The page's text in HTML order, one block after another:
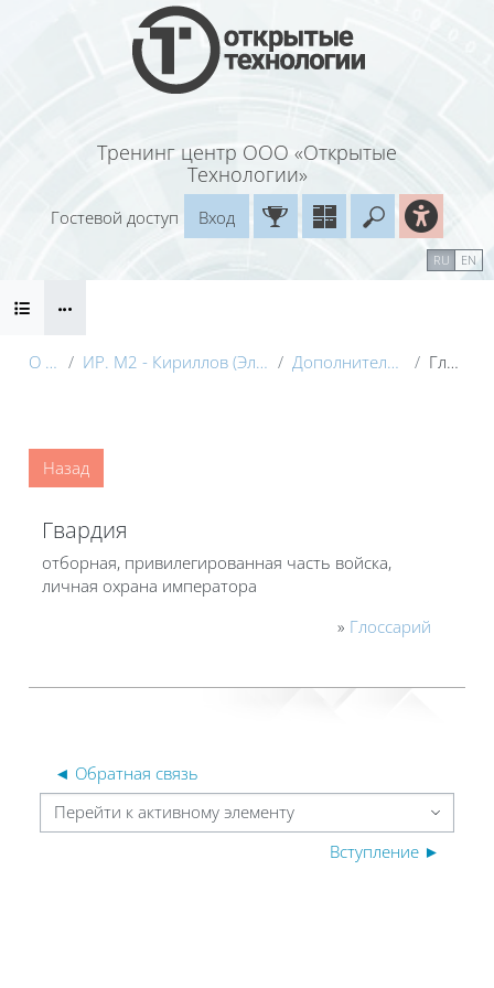
Перейти к основному содержанию
Тренинг центр ООО «Открытые
Технологии»
Введите
Гостевой доступ
Вход
RU EN
Блоки
О курсе ИР. М2 - Кириллов (Электронный курс) с видео Дополнительные материалы Глоссарий
Назад
Гвардия
отборная, привилегированная часть войска,
личная охрана императора
» Глоссарий
◄ Обратная связь
Перейти к активному элементу
Вступление ►